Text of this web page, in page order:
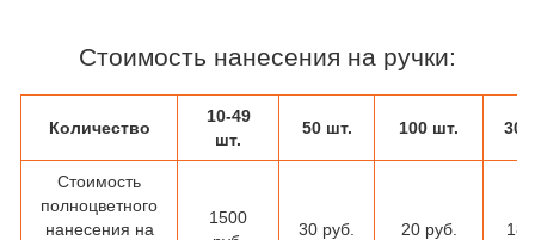
Стоимость нанесения на ручки:
Количество
10-49
шт.
50 шт. 100 шт.
Стоимость
полноцветного
нанесения на
1500
30 руб. 20 руб. 18